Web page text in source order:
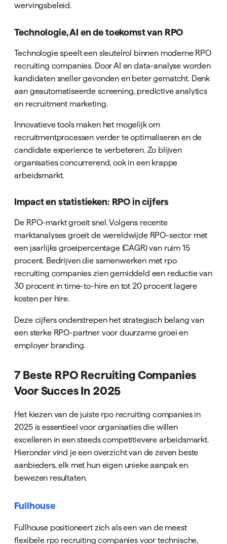
wervingsbeleid.
Technologie, AI en de toekomst van RPO
Technologie speelt een sleutelrol binnen moderne RPO
recruiting companies. Door AI en data-analyse worden
kandidaten sneller gevonden en beter gematcht. Denk
aan geautomatiseerde screening, predictive analytics
en recruitment marketing.
Innovatieve tools maken het mogelijk om
recruitmentprocessen verder te optimaliseren en de
candidate experience te verbeteren. Zo blijven
organisaties concurrerend, ook in een krappe
arbeidsmarkt.
Impact en statistieken: RPO in cijfers
De RPO-markt groeit snel. Volgens recente
marktanalyses groeit de wereldwijde RPO-sector met
een jaarlijks groeipercentage (CAGR) van ruim 15
procent. Bedrijven die samenwerken met rpo
recruiting companies zien gemiddeld een reductie van
30 procent in time-to-hire en tot 20 procent lagere
kosten per hire.
Deze cijfers onderstrepen het strategisch belang van
een sterke RPO-partner voor duurzame groei en
employer branding.
7 Beste RPO Recruiting Companies
Voor Succes In 2025
Het kiezen van de juiste rpo recruiting companies in
2025 is essentieel voor organisaties die willen
excelleren in een steeds competitievere arbeidsmarkt.
Hieronder vind je een overzicht van de zeven beste
aanbieders, elk met hun eigen unieke aanpak en
bewezen resultaten.
Fullhouse
Fullhouse positioneert zich als een van de meest
flexibele rpo recruiting companies voor technische,